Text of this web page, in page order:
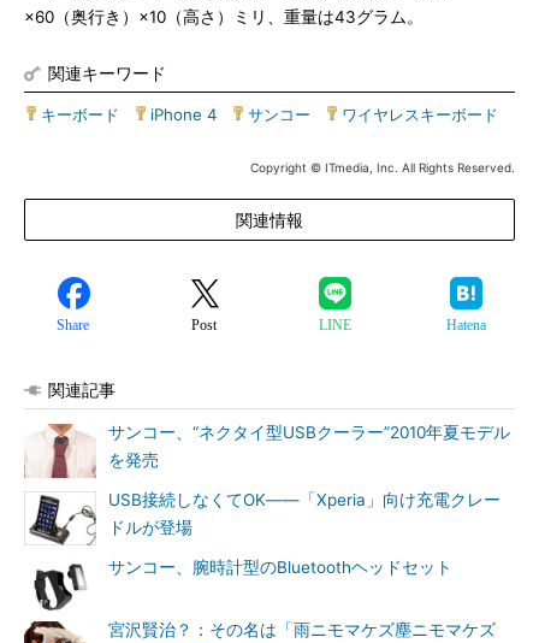
×60（奥行き）×10（高さ）ミリ、重量は43グラム。
関連キーワード
キーボード iPhone 4 サンコー ワイヤレスキーボード
Copyright © ITmedia, Inc. All Rights Reserved.
関連情報
Share Post LINE Hatena
関連記事
サンコー、“ネクタイ型USBクーラー”2010年夏モデル
を発売
USB接続しなくてOK――「Xperia」向け充電クレー
ドルが登場
サンコー、腕時計型のBluetoothヘッドセット
宮沢賢治？：その名は「雨ニモマケズ塵ニモマケズ